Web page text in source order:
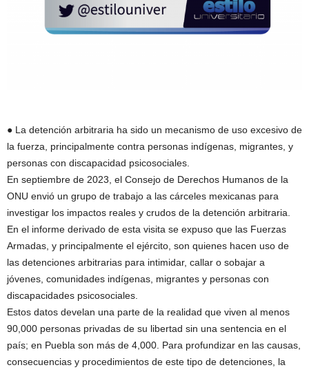
● La detención arbitraria ha sido un mecanismo de uso excesivo de
la fuerza, principalmente contra personas indígenas, migrantes, y
personas con discapacidad psicosociales.
En septiembre de 2023, el Consejo de Derechos Humanos de la
ONU envió un grupo de trabajo a las cárceles mexicanas para
investigar los impactos reales y crudos de la detención arbitraria.
En el informe derivado de esta visita se expuso que las Fuerzas
Armadas, y principalmente el ejército, son quienes hacen uso de
las detenciones arbitrarias para intimidar, callar o sobajar a
jóvenes, comunidades indígenas, migrantes y personas con
discapacidades psicosociales.
Estos datos develan una parte de la realidad que viven al menos
90,000 personas privadas de su libertad sin una sentencia en el
país; en Puebla son más de 4,000. Para profundizar en las causas,
consecuencias y procedimientos de este tipo de detenciones, la